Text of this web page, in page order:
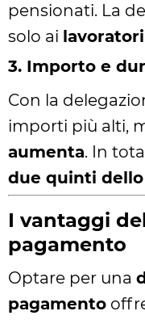
pensionati. La
solo ai
3. Importo e
Con la
importi più alti,
aumenta. In
due quinti
I vantaggi
pagamento
Optare per una
pagamento